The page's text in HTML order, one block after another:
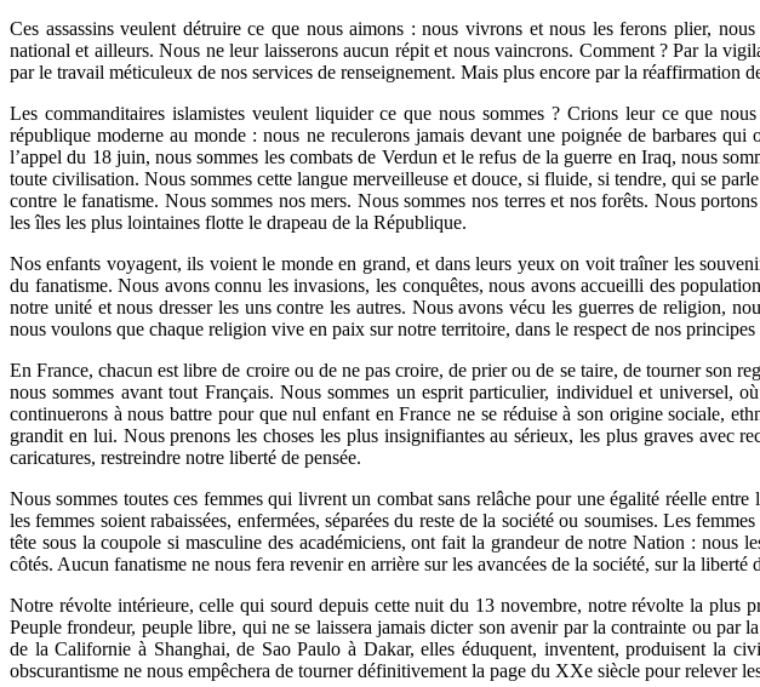
Ces assassins veulent détruire ce que nous aimons : nous vivrons et nous les ferons plier,
national et ailleurs. Nous ne leur laisserons aucun répit et nous vaincrons. Comment ? Par la
par le travail méticuleux de nos services de renseignement. Mais plus encore par la réaffirmation
Les commanditaires islamistes veulent liquider ce que nous sommes ? Crions leur ce que
république moderne au monde : nous ne reculerons jamais devant une poignée de barbares
l’appel du 18 juin, nous sommes les combats de Verdun et le refus de la guerre en Iraq, nous
toute civilisation. Nous sommes cette langue merveilleuse et douce, si fluide, si tendre, qui se
contre le fanatisme. Nous sommes nos mers. Nous sommes nos terres et nos forêts. Nous
les îles les plus lointaines flotte le drapeau de la République.
Nos enfants voyagent, ils voient le monde en grand, et dans leurs yeux on voit traîner les
du fanatisme. Nous avons connu les invasions, les conquêtes, nous avons accueilli des
notre unité et nous dresser les uns contre les autres. Nous avons vécu les guerres de religion,
nous voulons que chaque religion vive en paix sur notre territoire, dans le respect de nos
En France, chacun est libre de croire ou de ne pas croire, de prier ou de se taire, de tourner son
nous sommes avant tout Français. Nous sommes un esprit particulier, individuel et universel,
continuerons à nous battre pour que nul enfant en France ne se réduise à son origine sociale,
grandit en lui. Nous prenons les choses les plus insignifiantes au sérieux, les plus graves avec
caricatures, restreindre notre liberté de pensée.
Nous sommes toutes ces femmes qui livrent un combat sans relâche pour une égalité réelle
les femmes soient rabaissées, enfermées, séparées du reste de la société ou soumises. Les
tête sous la coupole si masculine des académiciens, ont fait la grandeur de notre Nation : nous
côtés. Aucun fanatisme ne nous fera revenir en arrière sur les avancées de la société, sur la
Notre révolte intérieure, celle qui sourd depuis cette nuit du 13 novembre, notre révolte la plus
Peuple frondeur, peuple libre, qui ne se laissera jamais dicter son avenir par la contrainte ou
de la Californie à Shanghai, de Sao Paulo à Dakar, elles éduquent, inventent, produisent la
obscurantisme ne nous empêchera de tourner définitivement la page du XXe siècle pour relever